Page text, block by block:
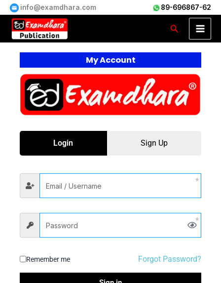
Skip
content
info@examdhara.com 89-696867-62
Search
MyAccount
Login Sign Up
Remember me Forgot Password?